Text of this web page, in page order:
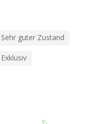
Sehr guter Zustand
Exklusiv